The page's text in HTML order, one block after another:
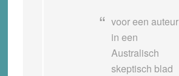
voor een auteur
in een
Australisch
skeptisch blad